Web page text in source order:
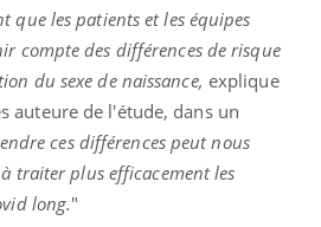
que les patients et les équipes
compte des différences de risque
du sexe de naissance, explique
auteure de l'étude, dans un
ces différences peut nous
traiter plus efficacement les
long."